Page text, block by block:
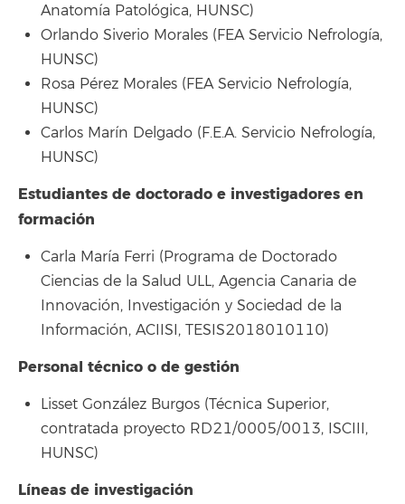
Anatomía Patológica, HUNSC)
Orlando Siverio Morales (FEA Servicio Nefrología,
HUNSC)
Rosa Pérez Morales (FEA Servicio Nefrología,
HUNSC)
Carlos Marín Delgado (F.E.A. Servicio Nefrología,
HUNSC)
Estudiantes de doctorado e investigadores en
formación
Carla María Ferri (Programa de Doctorado
Ciencias de la Salud ULL, Agencia Canaria de
Innovación, Investigación y Sociedad de la
Información, ACIISI, TESIS2018010110)
Personal técnico o de gestión
Lisset González Burgos (Técnica Superior,
contratada proyecto RD21/0005/0013, ISCIII,
HUNSC)
Líneas de investigación